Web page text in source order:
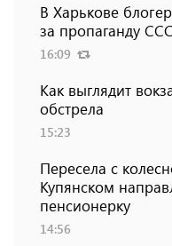
В Харькове
за пропаганду
16:09
Как выглядит
обстрела
15:23
Пересела с
Купянском
пенсионерку
14:56